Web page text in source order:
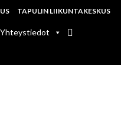
TAPULIN LIIKUNTAKESKUS
Yhteystiedot